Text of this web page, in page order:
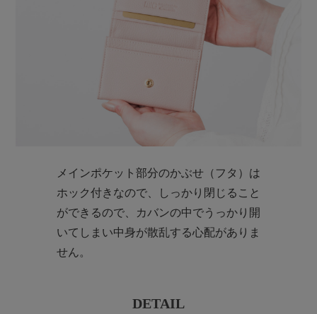
メインポケット部分のかぶせ（フタ）は
ホック付きなので、しっかり閉じること
ができるので、カバンの中でうっかり開
いてしまい中身が散乱する心配がありま
せん。
DETAIL